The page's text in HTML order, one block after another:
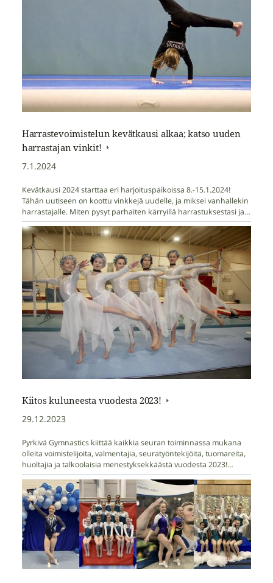
Harrastevoimistelun kevätkausi alkaa; katso uuden
harrastajan vinkit!
7.1.2024
Kevätkausi 2024 starttaa eri harjoituspaikoissa 8.-15.1.2024!
Tähän uutiseen on koottu vinkkejä uudelle, ja miksei vanhallekin
harrastajalle. Miten pysyt parhaiten kärryillä harrastuksestasi ja…
Kiitos kuluneesta vuodesta 2023!
29.12.2023
Pyrkivä Gymnastics kiittää kaikkia seuran toiminnassa mukana
olleita voimistelijoita, valmentajia, seuratyöntekijöitä, tuomareita,
huoltajia ja talkoolaisia menestyksekkäästä vuodesta 2023!…